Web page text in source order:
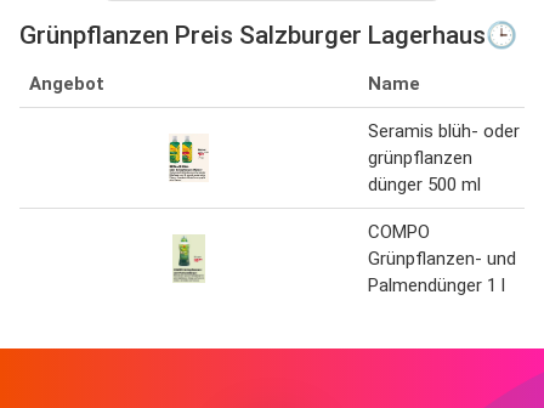
Grünpflanzen Preis Salzburger Lagerhaus🕒
Angebot Name
Seramis blüh- oder
grünpflanzen
dünger 500 ml
COMPO
Grünpflanzen- und
Palmendünger 1 l